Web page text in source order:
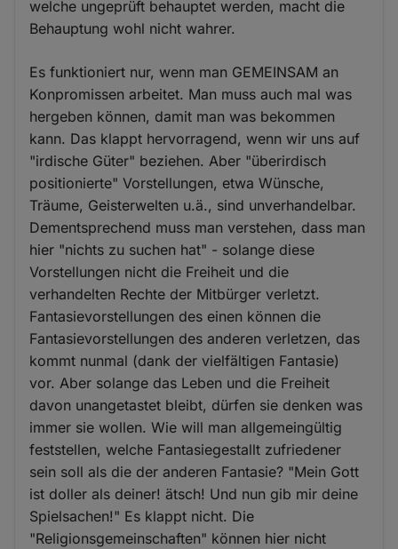
welche ungeprüft behauptet werden, macht die
Behauptung wohl nicht wahrer.
Es funktioniert nur, wenn man GEMEINSAM an
Konpromissen arbeitet. Man muss auch mal was
hergeben können, damit man was bekommen
kann. Das klappt hervorragend, wenn wir uns auf
"irdische Güter" beziehen. Aber "überirdisch
positionierte" Vorstellungen, etwa Wünsche,
Träume, Geisterwelten u.ä., sind unverhandelbar.
Dementsprechend muss man verstehen, dass man
hier "nichts zu suchen hat" - solange diese
Vorstellungen nicht die Freiheit und die
verhandelten Rechte der Mitbürger verletzt.
Fantasievorstellungen des einen können die
Fantasievorstellungen des anderen verletzen, das
kommt nunmal (dank der vielfältigen Fantasie)
vor. Aber solange das Leben und die Freiheit
davon unangetastet bleibt, dürfen sie denken was
immer sie wollen. Wie will man allgemeingültig
feststellen, welche Fantasiegestallt zufriedener
sein soll als die der anderen Fantasie? "Mein Gott
ist doller als deiner! ätsch! Und nun gib mir deine
Spielsachen!" Es klappt nicht. Die
"Religionsgemeinschaften" können hier nicht